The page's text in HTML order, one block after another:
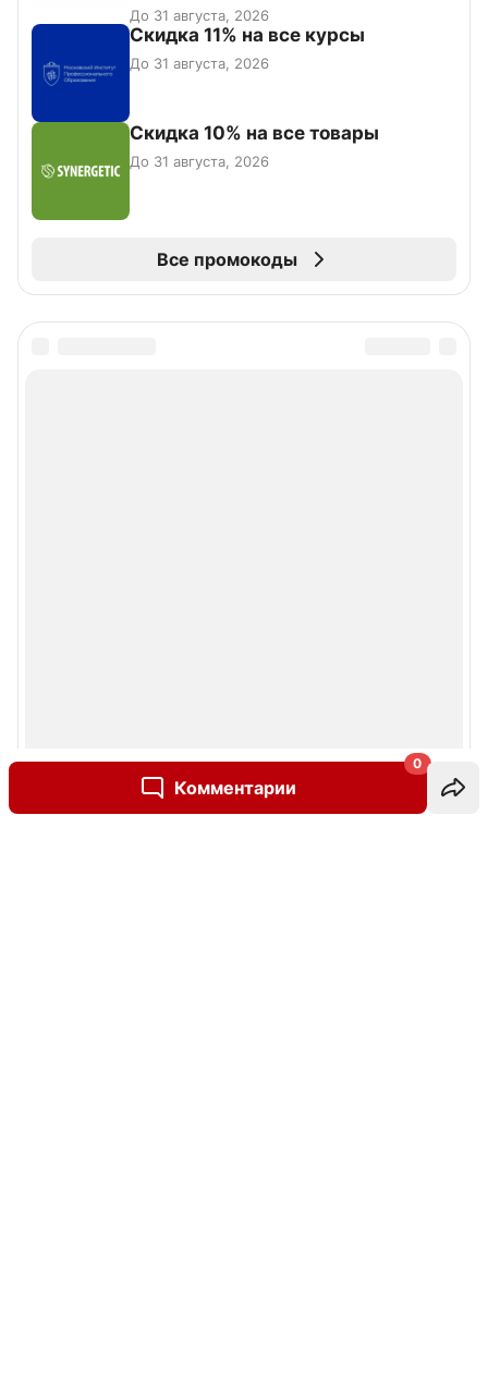
Комментарии
0
До 31 августа, 2026
Скидка 11% на все курсы
До 31 августа, 2026
Скидка 10% на все товары
До 31 августа, 2026
Все промокоды